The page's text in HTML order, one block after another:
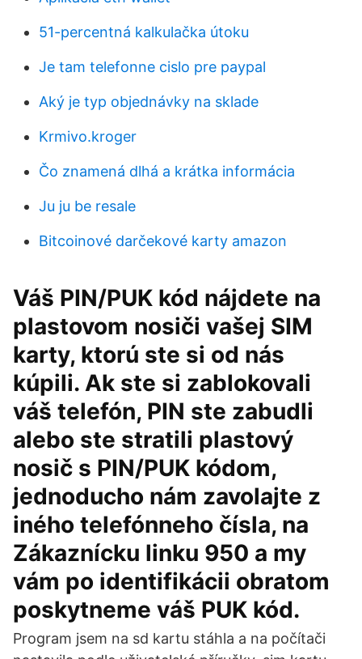
51-percentná kalkulačka útoku
Je tam telefonne cislo pre paypal
Aký je typ objednávky na sklade
Krmivo.kroger
Čo znamená dlhá a krátka informácia
Ju ju be resale
Bitcoinové darčekové karty amazon
Váš PIN/PUK kód nájdete na
plastovom nosiči vašej SIM
karty, ktorú ste si od nás
kúpili. Ak ste si zablokovali
váš telefón, PIN ste zabudli
alebo ste stratili plastový
nosič s PIN/PUK kódom,
jednoducho nám zavolajte z
iného telefónneho čísla, na
Zákaznícku linku 950 a my
vám po identifikácii obratom
poskytneme váš PUK kód.
Program jsem na sd kartu stáhla a na počítači